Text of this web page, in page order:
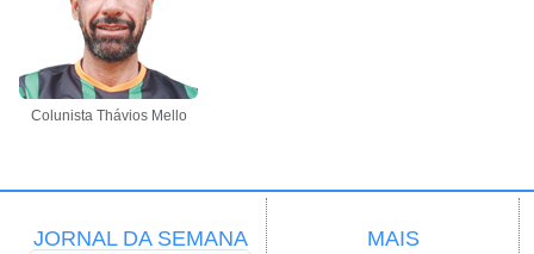
Colunista Thávios Mello
JORNAL DA SEMANA MAIS